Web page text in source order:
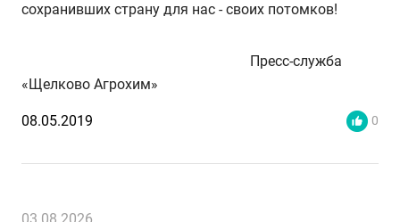
сохранивших страну для нас - своих потомков!
Пресс-служба
«Щелково Агрохим»
08.05.2019 0